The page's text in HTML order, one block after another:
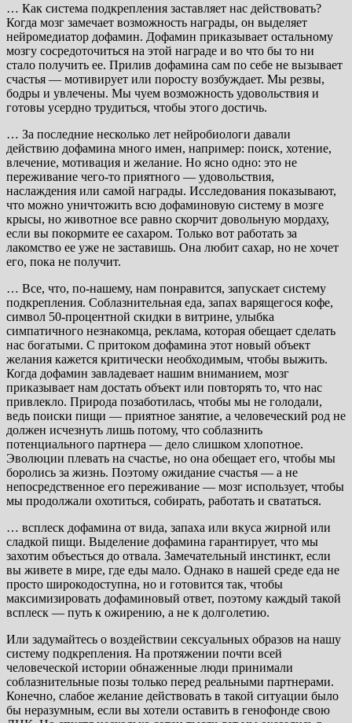
… Как система подкрепления заставляет нас действовать?
Когда мозг замечает возможность награды, он выделяет
нейромедиатор дофамин. Дофамин приказывает остальному
мозгу сосредоточиться на этой награде и во что бы то ни
стало получить ее. Прилив дофамина сам по себе не вызывает
счастья — мотивирует или поросту возбуждает. Мы резвы,
бодры и увлечены. Мы чуем возможность удовольствия и
готовы усердно трудиться, чтобы этого достичь.
… За последние несколько лет нейробиологи давали
действию дофамина много имен, например: поиск, хотение,
влечение, мотивация и желание. Но ясно одно: это не
переживание чего-то приятного — удовольствия,
наслаждения или самой награды. Исследования показывают,
что можно уничтожить всю дофаминовую систему в мозге
крысы, но животное все равно скорчит довольную мордаху,
если вы покормите ее сахаром. Только вот работать за
лакомство ее уже не заставишь. Она любит сахар, но не хочет
его, пока не получит.
… Все, что, по-нашему, нам понравится, запускает систему
подкрепления. Соблазнительная еда, запах варящегося кофе,
символ 50-процентной скидки в витрине, улыбка
симпатичного незнакомца, реклама, которая обещает сделать
нас богатыми. С притоком дофамина этот новый объект
желания кажется критически необходимым, чтобы выжить.
Когда дофамин завладевает нашим вниманием, мозг
приказывает нам достать объект или повторять то, что нас
привлекло. Природа позаботилась, чтобы мы не голодали,
ведь поиски пищи — приятное занятие, а человеческий род не
должен исчезнуть лишь потому, что соблазнить
потенциального партнера — дело слишком хлопотное.
Эволюции плевать на счастье, но она обещает его, чтобы мы
боролись за жизнь. Поэтому ожидание счастья — а не
непосредственное его переживание — мозг использует, чтобы
мы продолжали охотиться, собирать, работать и свататься.
… всплеск дофамина от вида, запаха или вкуса жирной или
сладкой пищи. Выделение дофамина гарантирует, что мы
захотим объесться до отвала. Замечательный инстинкт, если
вы живете в мире, где еды мало. Однако в нашей среде еда не
просто широкодоступна, но и готовится так, чтобы
максимизировать дофаминовый ответ, поэтому каждый такой
всплеск — путь к ожирению, а не к долголетию.
Или задумайтесь о воздействии сексуальных образов на нашу
систему подкрепления. На протяжении почти всей
человеческой истории обнаженные люди принимали
соблазнительные позы только перед реальными партнерами.
Конечно, слабое желание действовать в такой ситуации было
бы неразумным, если вы хотели оставить в генофонде свою